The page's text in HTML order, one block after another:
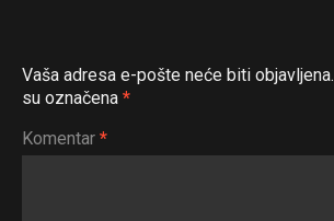
Vaša adresa e-pošte neće biti objavljena.
su označena *
Komentar *